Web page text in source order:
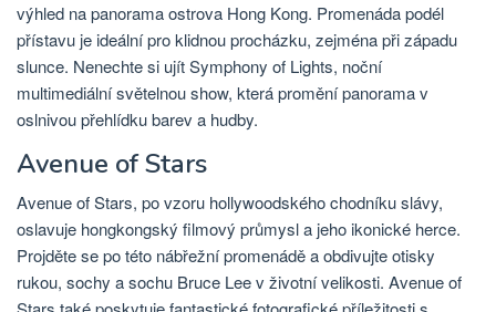
výhled na panorama ostrova Hong Kong. Promenáda podél
přístavu je ideální pro klidnou procházku, zejména při západu
slunce. Nenechte si ujít Symphony of Lights, noční
multimediální světelnou show, která promění panorama v
oslnivou přehlídku barev a hudby.
Avenue of Stars
Avenue of Stars, po vzoru hollywoodského chodníku slávy,
oslavuje hongkongský filmový průmysl a jeho ikonické herce.
Projděte se po této nábřežní promenádě a obdivujte otisky
rukou, sochy a sochu Bruce Lee v životní velikosti. Avenue of